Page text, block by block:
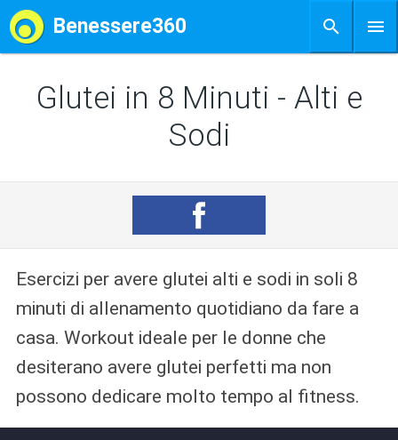
Glutei in 8 Minuti - Alti e
Sodi
Esercizi per avere glutei alti e sodi in soli 8
minuti di allenamento quotidiano da fare a
casa. Workout ideale per le donne che
desiterano avere glutei perfetti ma non
possono dedicare molto tempo al fitness.
Benessere360